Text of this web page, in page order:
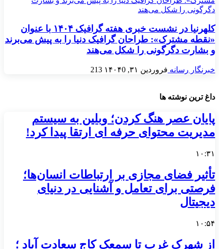
کلهرنیا در نشست خبری هفته گرافیک ۱۴۰۴ با عنوان
«نقطه مشترک»: طراحان گرافیک دنیا را به پیش می‌برند
و بشارت دگرگونی را شکل می‌هند
خبرنگار رسانه فروردین ۳۱, ۱۴۰۴ 0
213
داغ ترین نوشته ها
پایان عصر هنگ کردن؛ وبلین به سیستم
مدیریت محتوای حرفه ای ارتقا پیدا کرد!
۱۰:۳۱
تأثیر فضای مجازی بر ارتباطات انسان‌ها؛
فرصتی برای تعامل و آشنایی در دنیای
دیجیتال
۱۰:۵۴
از شهرک غرب تا سمعک کاج سعادت آباد ؛